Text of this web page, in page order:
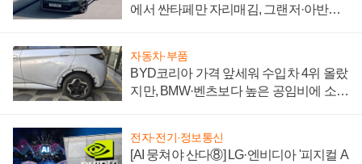
에서 싼타페만 자리매김, 그랜저·아반떼
자동차·부품
BYD코리아 가격 앞세워 수입차 4위 올랐
지만, BMW·벤츠보다 높은 공임비에 소비
전자·전기·정보통신
[AI 뭉쳐야 산다⑧] LG·엔비디아 '피지컬 A